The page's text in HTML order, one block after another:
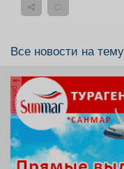
Все новости на
реклама